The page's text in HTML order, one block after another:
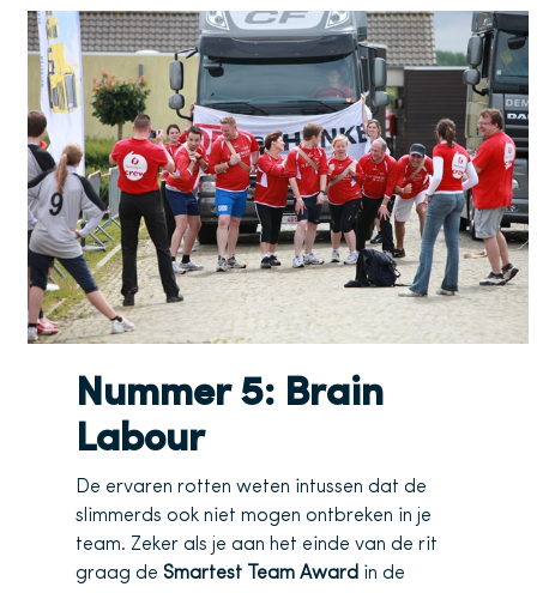
Nummer 5: Brain
Labour
De ervaren rotten weten intussen dat de
slimmerds ook niet mogen ontbreken in je
team. Zeker als je aan het einde van de rit
graag de Smartest Team Award in de